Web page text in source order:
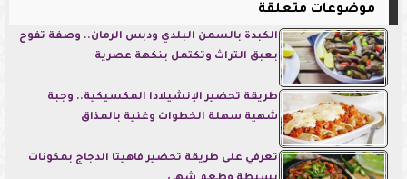
موضوعات متعلقة
الكبدة بالسمن البلدي ودبس الرمان.. وصفة تفوح
بعبق التراث وتكتمل بنكهة عصرية
طريقة تحضير الإنشيلادا المكسيكية.. وجبة
شهية سهلة الخطوات وغنية بالمذاق
تعرفي على طريقة تحضير فاهيتا الدجاج بمكونات